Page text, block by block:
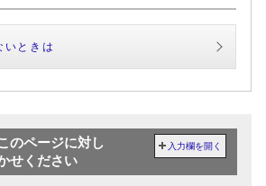
いときは
のページに対し
せください
入力欄を開く